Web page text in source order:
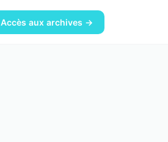
Accès aux archives →